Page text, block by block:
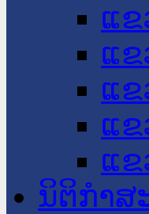
ແຂ
ແຂ
ແຂ
ແຂ
ແຂ
ນິຕິກໍາສ